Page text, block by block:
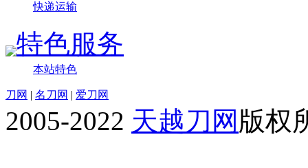
快递运输
特色服务
本站特色
刀网 | 名刀网 | 爱刀网
2005-2022 天越刀网 版权